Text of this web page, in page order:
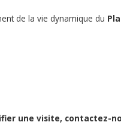
de la vie dynamique du
une visite, contactez-